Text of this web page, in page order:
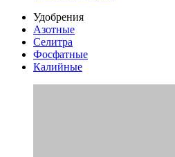
Удобрения
Азотные
Селитра
Фосфатные
Калийные